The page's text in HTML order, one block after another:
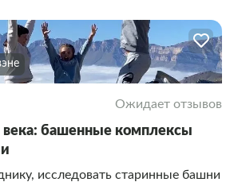
Ожидает отзывов
века: башенные комплексы
исследовать старинные башни